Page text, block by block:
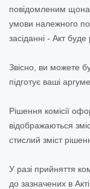
повідомленим
умови належного
засіданні - Акт буде
Звісно, ви можете
підготує ваші
Рішення комісії
відображаються
стислий зміст
У разі прийняття
до зазначених в